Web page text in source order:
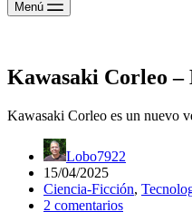
Menú
Kawasaki Corleo
Kawasaki Corleo es un nuevo
Lobo7922
15/04/2025
Ciencia-Ficción,
2 comentarios